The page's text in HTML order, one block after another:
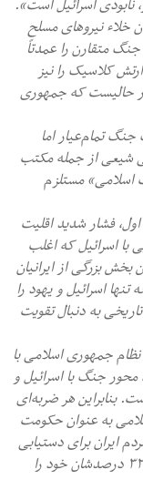
اسرائیل است».
خلاء نیروهای مسلح
متقارن را عمدتاً
کلاسیک را نیز
حالیست که جمهوری
است در یک جنگ تمام‌عیار اما
شیعی از جمله مکتب
اسلامی» مستلزم
فشار شدید اقلیت
با اسرائیل که اغلب
بزرگی از ایرانیان
اسرائیل و یهود را
به دنبال تقویت
جمهوری اسلامی با
جنگ با اسرائیل و
بنابراین هر ضربه‌ای
به عنوان حکومت
ایران برای دستیابی
به آزادی است. مردمی که طبق نظرسنجی‌ها فقط ۳۲ درصدشان خود را